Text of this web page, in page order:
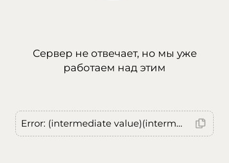
Сервер не отвечает, но мы уже
работаем над этим
Error: (intermediate value)(intermediate value)(intermediate value).replaceAll is not a function